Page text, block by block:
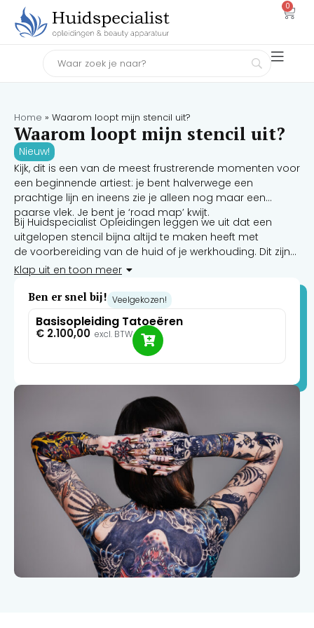
0
Home » Waarom loopt mijn stencil uit?
Waarom loopt mijn stencil uit?
Nieuw!
Kijk, dit is een van de meest frustrerende momenten voor
een beginnende artiest: je bent halverwege een
prachtige lijn en ineens zie je alleen nog maar een
paarse vlek. Je bent je ‘road map’ kwijt.
Bij Huidspecialist Opleidingen leggen we uit dat een
uitgelopen stencil bijna altijd te maken heeft met
de voorbereiding van de huid of je werkhouding. Dit zijn
de 4 hoofdredenen:
Klap uit en toon meer
Ben er snel bij! Veelgekozen!
Basisopleiding Tatoeëren
€ 2.100,00 excl. BTW